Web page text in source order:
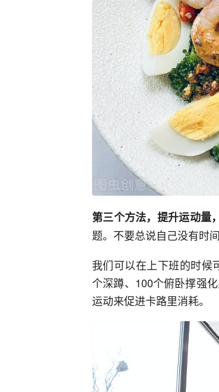
第三个方法，提升运动量
题。不要总说自己没有时
我们可以在上下班的时候
个深蹲、100个俯卧撑强
运动来促进卡路里消耗。